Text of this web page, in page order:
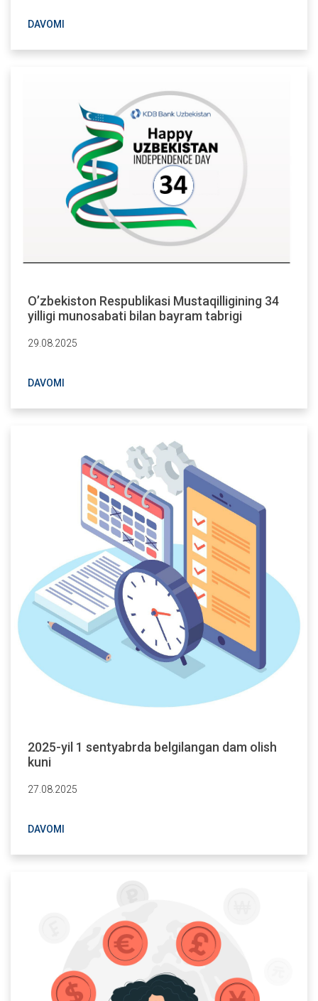
DAVOMI
O’zbekiston Respublikasi Mustaqilligining 34
yilligi munosabati bilan bayram tabrigi
29.08.2025
DAVOMI
2025-yil 1 sentyabrda belgilangan dam olish
kuni
27.08.2025
DAVOMI